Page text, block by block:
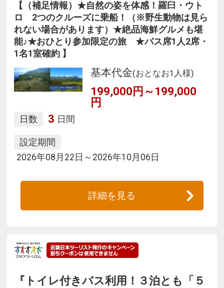
【（補足情報）★自然の姿を体感！羅臼・ウト
ロ 2つのクルーズに乗船！（※野生動物は見ら
れない場合があります）★絶品海鮮グルメも堪
能♪★おひとり参加限定の旅 ★バス席1人2席・
1名1室確約 】
基本代金(おとなお1人様)
199,000円～199,000
円
日数 3 日間
設定期間
2026年08月22日～2026年10月06日
詳細を見る
『トイレ付きバス利用！３泊とも「５